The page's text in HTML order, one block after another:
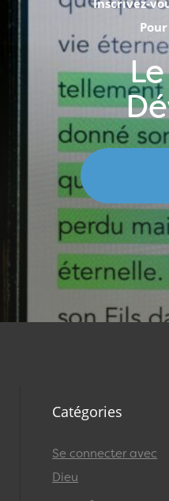
Inscrivez-
Catégories
Se connecter avec
Dieu